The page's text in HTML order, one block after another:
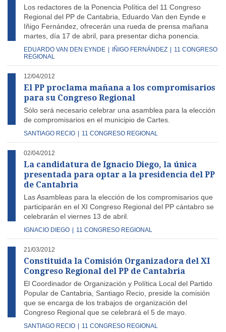
Los redactores de la Ponencia Política del 11 Congreso
Regional del PP de Cantabria, Eduardo Van den Eynde e
Iñigo Fernández, ofrecerán una rueda de prensa mañana
martes, día 17 de abril, para presentar dicha ponencia.
EDUARDO VAN DEN EYNDE IÑIGO FERNÁNDEZ
11 CONGRESO
REGIONAL
12/04/2012
El PP proclama mañana a los compromisarios
para su Congreso Regional
Sólo será necesario celebrar una asamblea para la elección
de compromisarios en el municipio de Cartes.
SANTIAGO RECIO 11 CONGRESO REGIONAL
02/04/2012
La candidatura de Ignacio Diego, la única
presentada para optar a la presidencia del PP
de Cantabria
Las Asambleas para la elección de los compromisarios que
participarán en el XI Congreso Regional del PP cántabro se
celebrarán el viernes 13 de abril.
IGNACIO DIEGO 11 CONGRESO REGIONAL
21/03/2012
Constituida la Comisión Organizadora del XI
Congreso Regional del PP de Cantabria
El Coordinador de Organización y Política Local del Partido
Popular de Cantabria, Santiago Recio, preside la comisión
que se encarga de los trabajos de organización del
Congreso Regional que se celebrará el 5 de mayo.
SANTIAGO RECIO 11 CONGRESO REGIONAL